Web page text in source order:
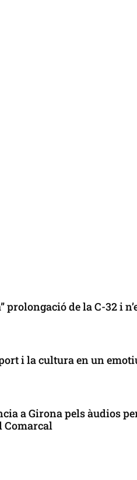
prolongació de la C-32 i
i la cultura en un
a Girona pels àudios
Comarcal